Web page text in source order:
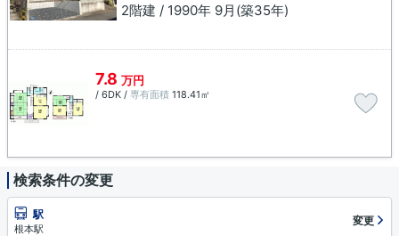
2階建 / 1990年 9月(築35年)
7.8 万円
/ 6DK / 専有面積 118.41㎡
検索条件の変更
駅
根本駅
変更